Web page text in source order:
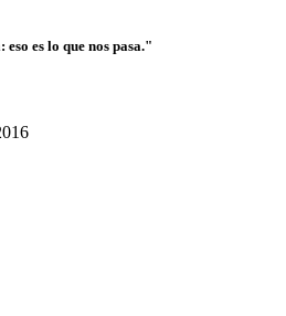
eso es lo que nos pasa."